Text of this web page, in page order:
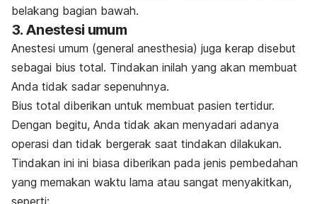
belakang bagian bawah.
3. Anestesi umum
Anestesi umum (general anesthesia) juga kerap disebut
sebagai bius total. Tindakan inilah yang akan membuat
Anda tidak sadar sepenuhnya.
Bius total diberikan untuk membuat pasien tertidur.
Dengan begitu, Anda tidak akan menyadari adanya
operasi dan tidak bergerak saat tindakan dilakukan.
Tindakan ini ini biasa diberikan pada jenis pembedahan
yang memakan waktu lama atau sangat menyakitkan,